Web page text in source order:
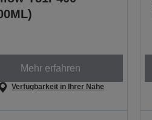
Mehr erfahren
Verfügbarkeit in Ihrer Nähe